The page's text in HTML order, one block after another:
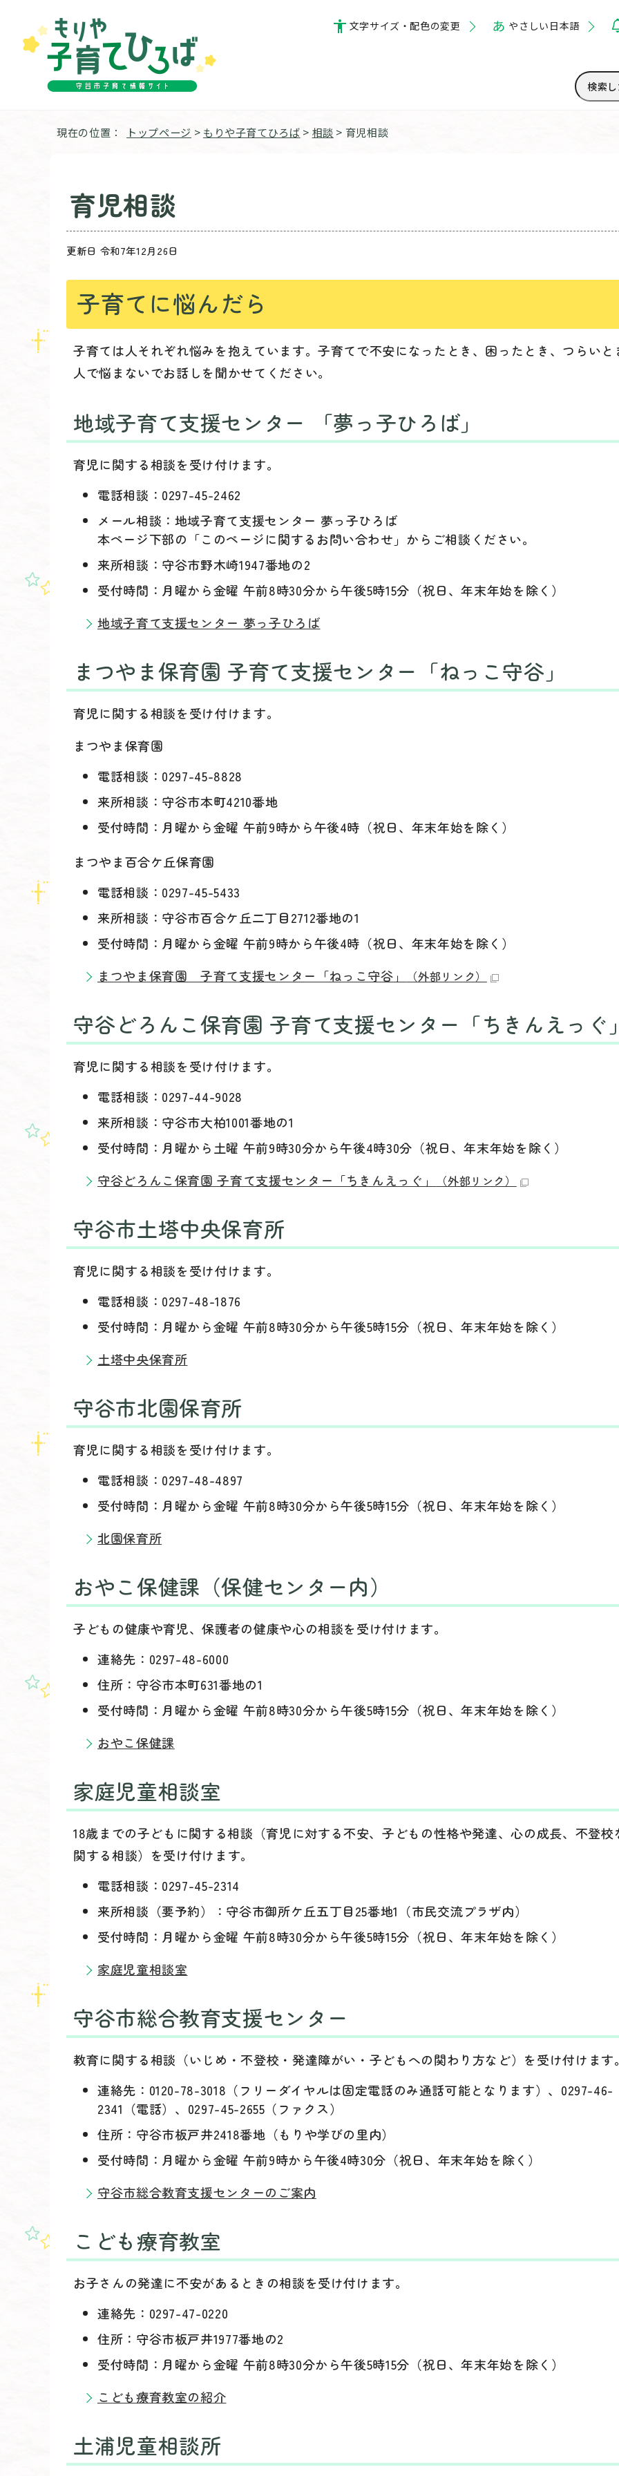
文字サイズ・配色の変更 やさしい日本語
現在の位置： トップページ > もりや子育てひろば > 相談 > 育児相談
育児相談
更新日 令和7年12月26日
子育てに悩んだら
子育ては人それぞれ悩みを抱えています。子育てで不安になったとき、困ったとき、つらいと
人で悩まないでお話しを聞かせてください。
地域子育て支援センター 「夢っ子ひろば」
育児に関する相談を受け付けます。
電話相談：0297-45-2462
メール相談：地域子育て支援センター 夢っ子ひろば
本ページ下部の「このページに関するお問い合わせ」からご相談ください。
来所相談：守谷市野木崎1947番地の2
受付時間：月曜から金曜 午前8時30分から午後5時15分（祝日、年末年始を除く）
地域子育て支援センター 夢っ子ひろば
まつやま保育園 子育て支援センター「ねっこ守谷」
育児に関する相談を受け付けます。
まつやま保育園
電話相談：0297-45-8828
来所相談：守谷市本町4210番地
受付時間：月曜から金曜 午前9時から午後4時（祝日、年末年始を除く）
まつやま百合ケ丘保育園
電話相談：0297-45-5433
来所相談：守谷市百合ケ丘二丁目2712番地の1
受付時間：月曜から金曜 午前9時から午後4時（祝日、年末年始を除く）
まつやま保育園 子育て支援センター「ねっこ守谷」
（外部リンク）
守谷どろんこ保育園 子育て支援センター「ちきんえっぐ
育児に関する相談を受け付けます。
電話相談：0297-44-9028
来所相談：守谷市大柏1001番地の1
受付時間：月曜から土曜 午前9時30分から午後4時30分（祝日、年末年始を除く）
守谷どろんこ保育園 子育て支援センター「ちきんえっぐ」
（外部リンク）
守谷市土塔中央保育所
育児に関する相談を受け付けます。
電話相談：0297-48-1876
受付時間：月曜から金曜 午前8時30分から午後5時15分（祝日、年末年始を除く）
土塔中央保育所
守谷市北園保育所
育児に関する相談を受け付けます。
電話相談：0297-48-4897
受付時間：月曜から金曜 午前8時30分から午後5時15分（祝日、年末年始を除く）
北園保育所
おやこ保健課（保健センター内）
子どもの健康や育児、保護者の健康や心の相談を受け付けます。
連絡先：0297-48-6000
住所：守谷市本町631番地の1
受付時間：月曜から金曜 午前8時30分から午後5時15分（祝日、年末年始を除く）
おやこ保健課
家庭児童相談室
18歳までの子どもに関する相談（育児に対する不安、子どもの性格や発達、心の成長、不登校
関する相談）を受け付けます。
電話相談：0297-45-2314
来所相談（要予約）：守谷市御所ケ丘五丁目25番地1（市民交流プラザ内）
受付時間：月曜から金曜 午前8時30分から午後5時15分（祝日、年末年始を除く）
家庭児童相談室
守谷市総合教育支援センター
教育に関する相談（いじめ・不登校・発達障がい・子どもへの関わり方など）を受け付けます
連絡先：0120-78-3018（フリーダイヤルは固定電話のみ通話可能となります）、0297-46-
2341（電話）、0297-45-2655（ファクス）
住所：守谷市板戸井2418番地（もりや学びの里内）
受付時間：月曜から金曜 午前9時から午後4時30分（祝日、年末年始を除く）
守谷市総合教育支援センターのご案内
こども療育教室
お子さんの発達に不安があるときの相談を受け付けます。
連絡先：0297-47-0220
住所：守谷市板戸井1977番地の2
受付時間：月曜から金曜 午前8時30分から午後5時15分（祝日、年末年始を除く）
こども療育教室の紹介
土浦児童相談所